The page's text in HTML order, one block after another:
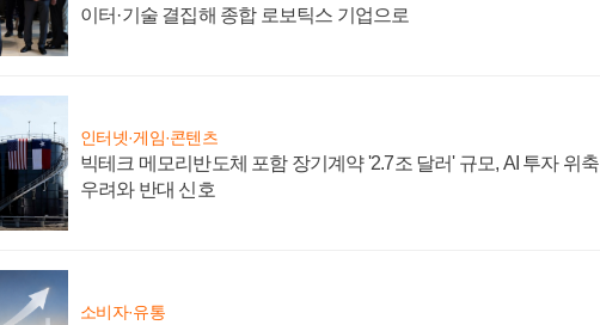
이터·기술 결집해 종합 로보틱스 기업으로
인터넷·게임·콘텐츠
빅테크 메모리반도체 포함 장기계약 '2.7조 달러' 규모, AI 투자 위축
우려와 반대 신호
소비자·유통